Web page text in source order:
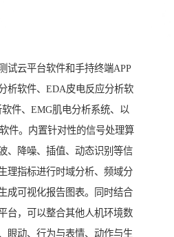
试云平台软件和手持终端APP
析软件、EDA皮电反应分析软
件、EMG肌电分析系统、以
件。内置针对性的信号处理算
、降噪、插值、动态识别等信
理指标进行时域分析、频域分
成可视化报告图表。同时结合
台，可以整合其他人机环境数
眼动、行为与表情、动作与生